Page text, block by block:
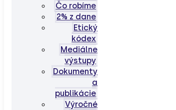
Čo robíme
2% z dane
Etický
kódex
Mediálne
výstupy
Dokumenty
a
publikácie
Výročné